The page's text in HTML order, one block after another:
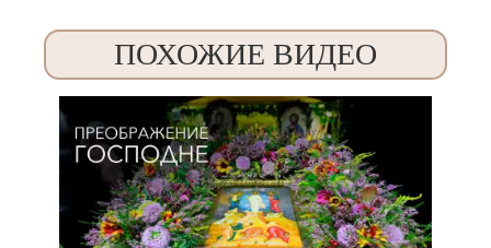
ПОХОЖИЕ ВИДЕО